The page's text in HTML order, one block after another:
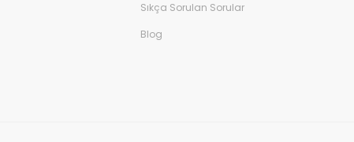
Sıkça Sorulan Sorular
Blog